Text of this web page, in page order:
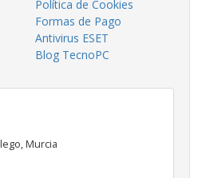
Política de Cookies
Formas de Pago
Antivirus ESET
Blog TecnoPC
,Murcia